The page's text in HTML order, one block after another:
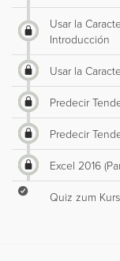
Usar la
Introducción
Usar la
Predecir
Predecir
Excel 2016
Quiz zum